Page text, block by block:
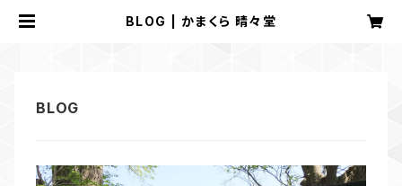
BLOG | かまくら 晴々堂